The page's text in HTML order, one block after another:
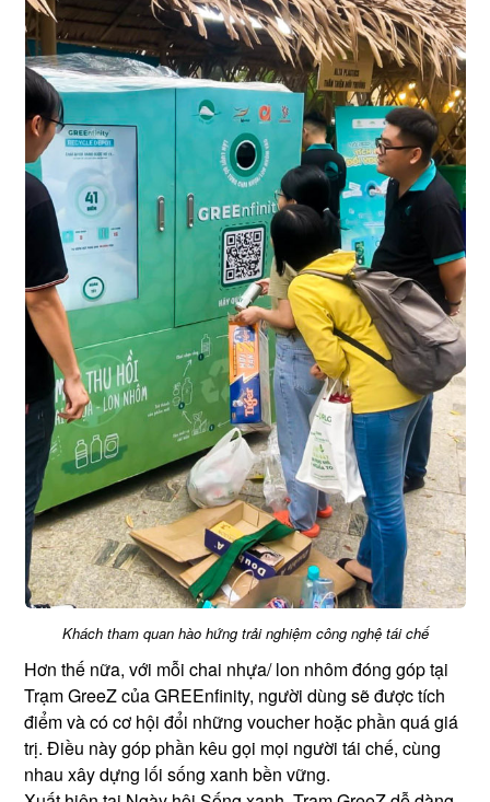
Khách tham quan hào hứng trải nghiệm công nghệ tái chế
Hơn thế nữa, với mỗi chai nhựa/ lon nhôm đóng góp tại
Trạm GreeZ của GREEnfinity, người dùng sẽ được tích
điểm và có cơ hội đổi những voucher hoặc phần quá giá
trị. Điều này góp phần kêu gọi mọi người tái chế, cùng
nhau xây dựng lối sống xanh bền vững.